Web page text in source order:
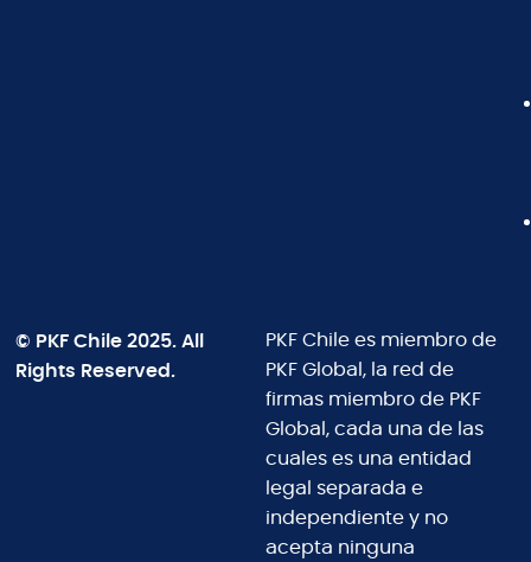
© PKF Chile 2025. All
Rights Reserved.
PKF Chile es miembro de
PKF Global, la red de
firmas miembro de PKF
Global, cada una de las
cuales es una entidad
legal separada e
independiente y no
acepta ninguna